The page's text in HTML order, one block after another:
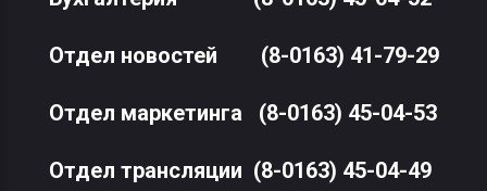
Отдел новостей (8-0163) 41-79-29
Отдел маркетинга (8-0163) 45-04-53
Отдел трансляции (8-0163) 45-04-49